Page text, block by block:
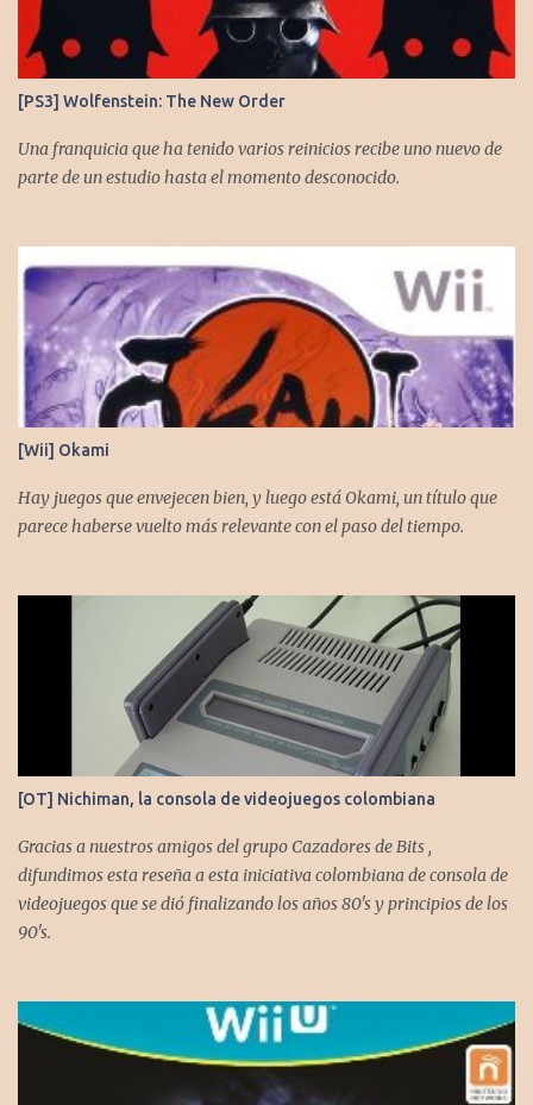
[PS3] Wolfenstein: The New Order
Una franquicia que ha tenido varios reinicios recibe uno nuevo de
parte de un estudio hasta el momento desconocido.
[Wii] Okami
Hay juegos que envejecen bien, y luego está Okami, un título que
parece haberse vuelto más relevante con el paso del tiempo.
[OT] Nichiman, la consola de videojuegos colombiana
Gracias a nuestros amigos del grupo Cazadores de Bits ,
difundimos esta reseña a esta iniciativa colombiana de consola de
videojuegos que se dió finalizando los años 80's y principios de los
90's.